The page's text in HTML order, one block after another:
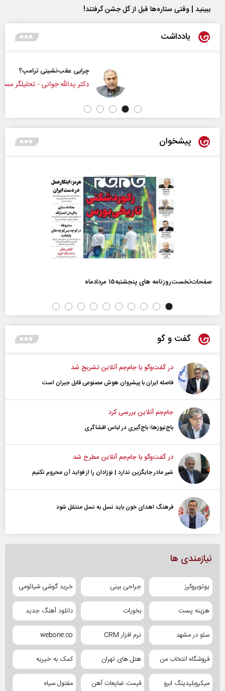
ببینید | وقتی ستاره‌ها قبل از گل جشن گرفتند!
یادداشت
چرایی عقب‌نشینی ترامپ؟
دکتر یدالله جوانی - تحلیلگر مسائل سیاسی
پیشخوان
صفحات‌نخست‌روزنامه ها‌ی پنجشنبه‌۱۵ مردادماه
گفت و گو
در گفت‌و‌گو با جام‌جم آنلاین تشریح شد
فاصله ایران با پیشرو‌ان هوش مصنوعی قابل جبران است
جام‌جم آنلاین بررسی کرد
باج‌نیوزها؛ باج‌گیری در لباس افشاگری
در گفت‌و‌گو با جام‌جم آنلاین مطرح شد
شیر مادر جایگزین ندارد | نوزادان را از فواید آن محروم نکنیم
فرهنگ اهدای خون باید نسل به نسل منتقل شود
نیازمندی ها
یوتوبروکرز جراحی بینی خرید گوشی شیائومی
هزینه پست بخورات دانلود آهنگ جدید
سئو در مشهد نرم افزار CRM webone.co
فروشگاه انتخاب من هتل های تهران کمک به خیریه
میکروبلیدینگ ابرو قیمت ضایعات آهن مفتول سیاه